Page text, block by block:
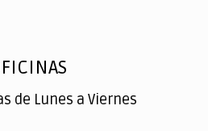
de Lunes a Viernes